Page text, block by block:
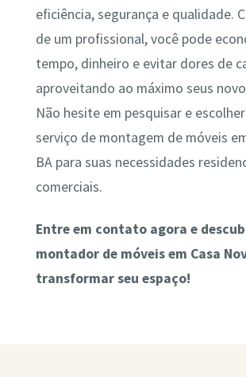
eficiência, segurança e qualidade.
de um profissional, você pode
tempo, dinheiro e evitar dores de
aproveitando ao máximo seus
Não hesite em pesquisar e
serviço de montagem de móveis
BA para suas necessidades
comerciais.
Entre em contato agora e
montador de móveis em Casa
transformar seu espaço!